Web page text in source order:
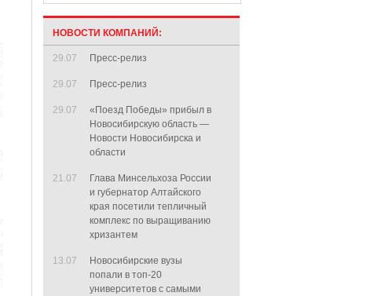
НОВОСТИ КОМПАНИЙ:
29.07 Пресс-релиз
29.07 Пресс-релиз
29.07
«Поезд Победы» прибыл в
Новосибирскую область —
Новости Новосибирска и
области
21.07
Глава Минсельхоза России
и губернатор Алтайского
края посетили тепличный
комплекс по выращиванию
хризантем
13.07
Новосибирские вузы
попали в топ-20
университетов с самыми